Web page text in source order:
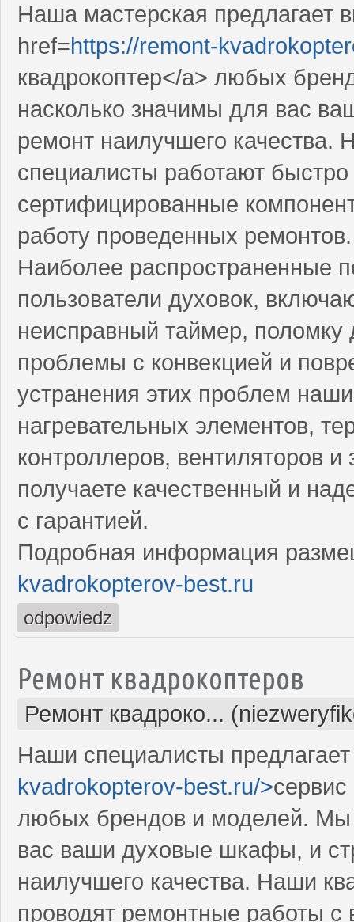
Наша мастерская предлагает
href=https://remont-
квадрокоптер</a> любых
насколько значимы для вас
ремонт наилучшего
специалисты работают быстро
сертифицированные
работу проведенных ремонтов.
Наиболее распространенные
пользователи духовок,
неисправный таймер, поломку
проблемы с конвекцией и
устранения этих проблем
нагревательных элементов,
контроллеров, вентиляторов
получаете качественный и
с гарантией.
Подробная информация
kvadrokopterov-best.ru
odpowiedz
Ремонт квадрокоптеров
Ремонт квадроко...
Наши специалисты
kvadrokopterov-best.ru/>
любых брендов и моделей. Мы
вас ваши духовые шкафы, и
наилучшего качества. Наши
проводят ремонтные работы с